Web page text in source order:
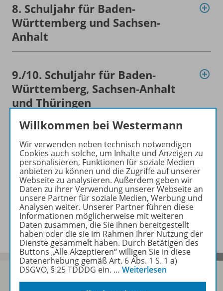
8. Schuljahr für Baden-
Württemberg und Sachsen-
Anhalt
9./10. Schuljahr für Baden-
Württemberg, Sachsen-Anhalt
und Thüringen
Konzept
Empfehlungen der Redaktion
Benachrichtigungs-Service
Willkommen bei Westermann
Wir verwenden neben technisch notwendigen
Cookies auch solche, um Inhalte und Anzeigen zu
personalisieren, Funktionen für soziale Medien
anbieten zu können und die Zugriffe auf unserer
Webseite zu analysieren. Außerdem geben wir
Daten zu ihrer Verwendung unserer Webseite an
unsere Partner für soziale Medien, Werbung und
Analysen weiter. Unserer Partner führen diese
Informationen möglicherweise mit weiteren
Daten zusammen, die Sie ihnen bereitgestellt
haben oder die sie im Rahmen Ihrer Nutzung der
Dienste gesammelt haben. Durch Betätigen des
Buttons „Alle Akzeptieren“ willigen Sie in diese
Datenerhebung gemäß Art. 6 Abs. 1 S. 1 a)
DSGVO, § 25 TDDDG ein. … Weiterlesen